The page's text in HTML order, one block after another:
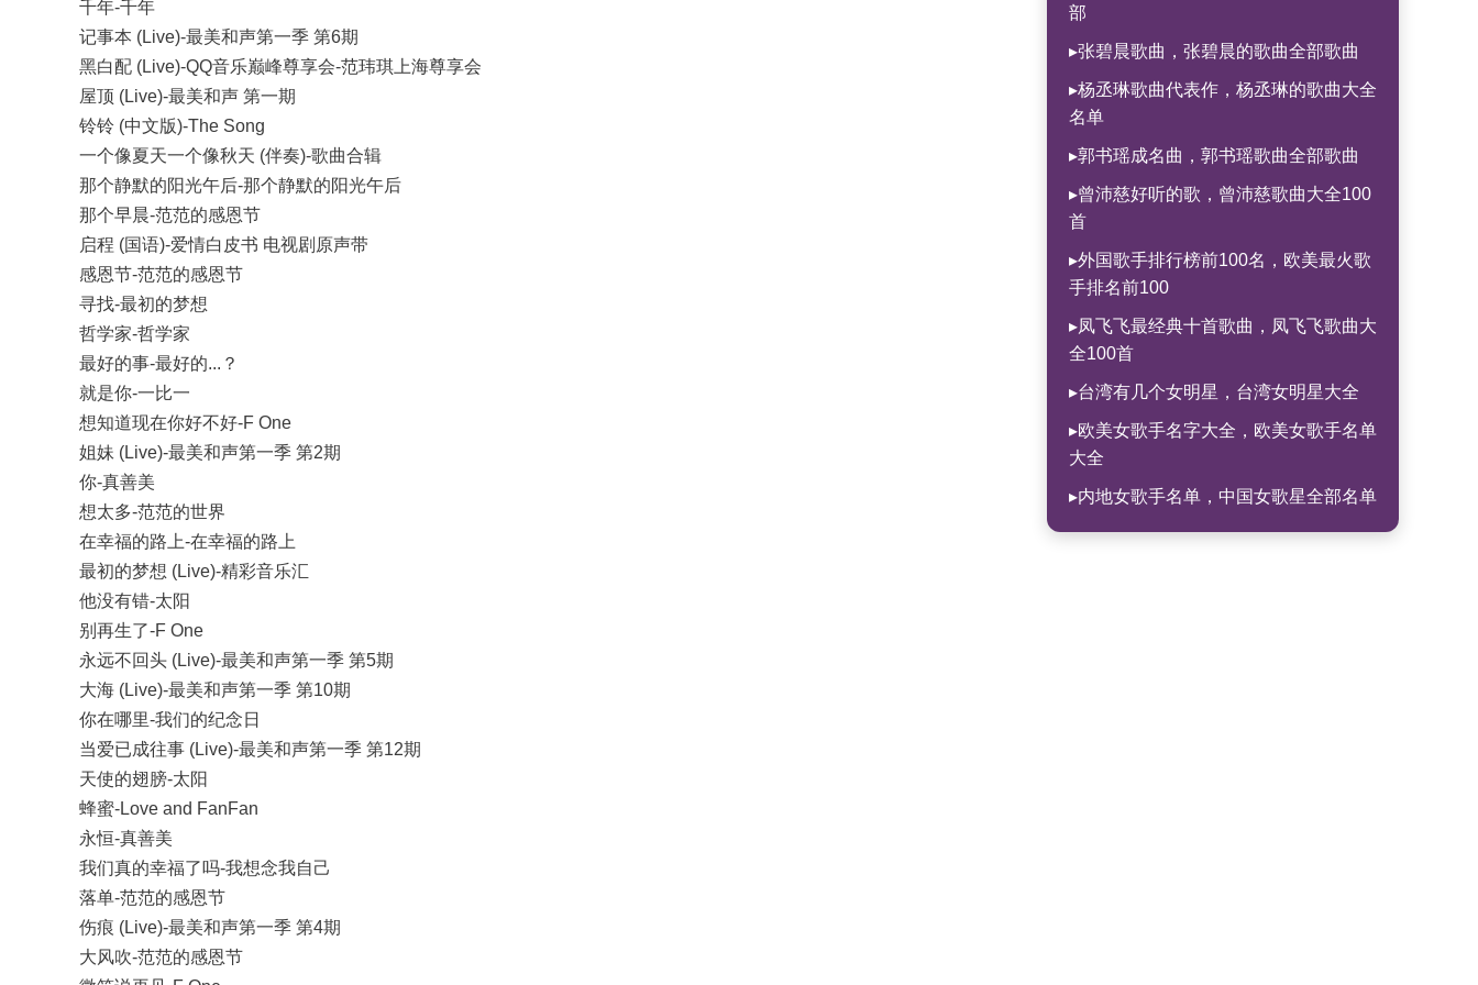
千年-千年
记事本 (Live)-最美和声第一季 第6期
黑白配 (Live)-QQ音乐巅峰尊享会-范玮琪上海尊享会
屋顶 (Live)-最美和声 第一期
铃铃 (中文版)-The Song
一个像夏天一个像秋天 (伴奏)-歌曲合辑
那个静默的阳光午后-那个静默的阳光午后
那个早晨-范范的感恩节
启程 (国语)-爱情白皮书 电视剧原声带
感恩节-范范的感恩节
寻找-最初的梦想
哲学家-哲学家
最好的事-最好的...？
就是你-一比一
想知道现在你好不好-F One
姐妹 (Live)-最美和声第一季 第2期
你-真善美
想太多-范范的世界
在幸福的路上-在幸福的路上
最初的梦想 (Live)-精彩音乐汇
他没有错-太阳
别再生了-F One
永远不回头 (Live)-最美和声第一季 第5期
大海 (Live)-最美和声第一季 第10期
你在哪里-我们的纪念日
当爱已成往事 (Live)-最美和声第一季 第12期
天使的翅膀-太阳
蜂蜜-Love and FanFan
永恒-真善美
我们真的幸福了吗-我想念我自己
落单-范范的感恩节
伤痕 (Live)-最美和声第一季 第4期
大风吹-范范的感恩节
部
▸张碧晨歌曲，张碧晨的歌曲全部歌曲
▸杨丞琳歌曲代表作，杨丞琳的歌曲大全
名单
▸郭书瑶成名曲，郭书瑶歌曲全部歌曲
▸曾沛慈好听的歌，曾沛慈歌曲大全100
首
▸外国歌手排行榜前100名，欧美最火歌
手排名前100
▸凤飞飞最经典十首歌曲，凤飞飞歌曲大
全100首
▸台湾有几个女明星，台湾女明星大全
▸欧美女歌手名字大全，欧美女歌手名单
大全
▸内地女歌手名单，中国女歌星全部名单